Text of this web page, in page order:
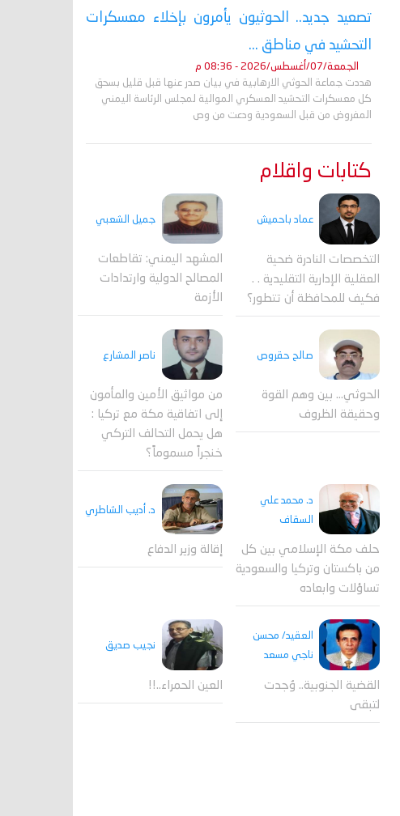
تصعيد جديد.. الحوثيون يأمرون بإخلاء معسكرات
التحشيد في مناطق ...
الجمعة/07/أغسطس/2026 - 08:36 م
هددت جماعة الحوثي الارهابية في بيان صدر عنها قبل قليل بسحق
كل معسكرات التحشيد العسكري الموالية لمجلس الرئاسة اليمني
المفروض من قبل السعودية ودعت من وص
كتابات واقلام
عماد باحميش
التخصصات النادرة ضحية
العقلية الإدارية التقليدية . .
فكيف للمحافظة أن تتطور؟
جميل الشعبي
المشهد اليمني: تقاطعات
المصالح الدولية وارتدادات
الأزمة
صالح حقروص
الحوثي... بين وهم القوة
وحقيقة الظروف
ناصر المشارع
من مواثيق الأمين والمأمون
إلى اتفاقية مكة مع تركيا :
هل يحمل التحالف التركي
خنجراً مسموماً؟
د. محمد علي
السقاف
حلف مكة الإسلامي بين كل
من باكستان وتركيا والسعودية
تساؤلات وابعاده
د. أديب الشاطري
إقالة وزير الدفاع
العقيد/ محسن
ناجي مسعد
القضية الجنوبية.. وُجدت
لتبقى
نجيب صديق
العين الحمراء..!!